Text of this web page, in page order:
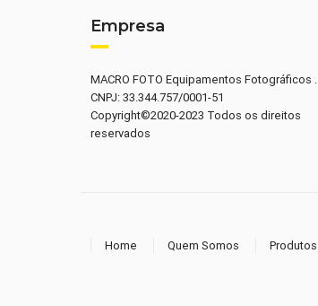
Empresa
MACRO FOTO Equipamentos Fotográficos .
CNPJ: 33.344.757/0001-51
Copyright©2020-2023 Todos os direitos
reservados
Home Quem Somos Produtos